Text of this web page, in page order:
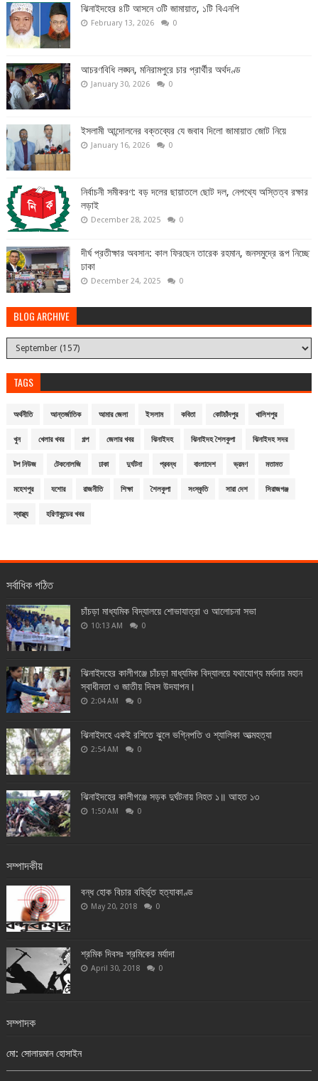
ঝিনাইদহের ৪টি আসনে ৩টি জামায়াত, ১টি বিএনপি
February 13, 2026 0
আচরণবিধি লঙ্ঘন, মনিরামপুরে চার প্রার্থীর অর্থদণ্ড
January 30, 2026 0
ইসলামী আন্দোলনের বক্তব্যের যে জবাব দিলো জামায়াত জোট নিয়ে
January 16, 2026 0
নির্বাচনী সমীকরণ: বড় দলের ছায়াতলে ছোট দল, নেপথ্যে অস্তিত্ব রক্ষার
লড়াই
December 28, 2025 0
দীর্ঘ প্রতীক্ষার অবসান: কাল ফিরছেন তারেক রহমান, জনসমুদ্রে রূপ নিচ্ছে
ঢাকা
December 24, 2025 0
BLOG ARCHIVE
TAGS
অর্থনীতি আন্তর্জাতিক আমার জেলা ইসলাম কবিতা কোটচাঁদপুর খালিশপুর
খুন খেলার খবর গল্প জেলার খবর ঝিনাইদহ ঝিনাইদহ শৈলকুপা ঝিনাইদহ সদর
টপ নিউজ টেকনোলজি ঢাকা দুর্ঘটনা প্রবন্ধ বাংলাদেশ ভ্রমণ মতামত
মহেশপুর যশোর রাজনীতি শিক্ষা শৈলকুপা সংস্কৃতি সারা দেশ সিরাজগঞ্জ
স্বাস্থ্য হরিণাকুন্ডের খবর
সর্বাধিক পঠিত
চাঁচড়া মাধ্যমিক বিদ্যালয়ে শোভাযাত্রা ও আলোচনা সভা
10:13 AM 0
ঝিনাইদহের কালীগঞ্জে চাঁচড়া মাধ্যমিক বিদ্যালয়ে যথাযোগ্য মর্যদায় মহান
স্বাধীনতা ও জাতীয় দিবস উদযাপন।
2:04 AM 0
ঝিনাইদহে একই রশিতে ঝুলে ভগ্নিপতি ও শ্যালিকা আত্মহত্যা
2:54 AM 0
ঝিনাইদহের কালীগঞ্জে সড়ক দুর্ঘটনায় নিহত ১॥ আহত ১৩
1:50 AM 0
সম্পাদকীয়
বন্ধ হোক বিচার বহির্ভূত হত্যাকাণ্ড
May 20, 2018 0
শ্রমিক দিবসঃ শ্রমিকের মর্যাদা
April 30, 2018 0
সম্পাদক
মো: সোলায়মান হোসাইন